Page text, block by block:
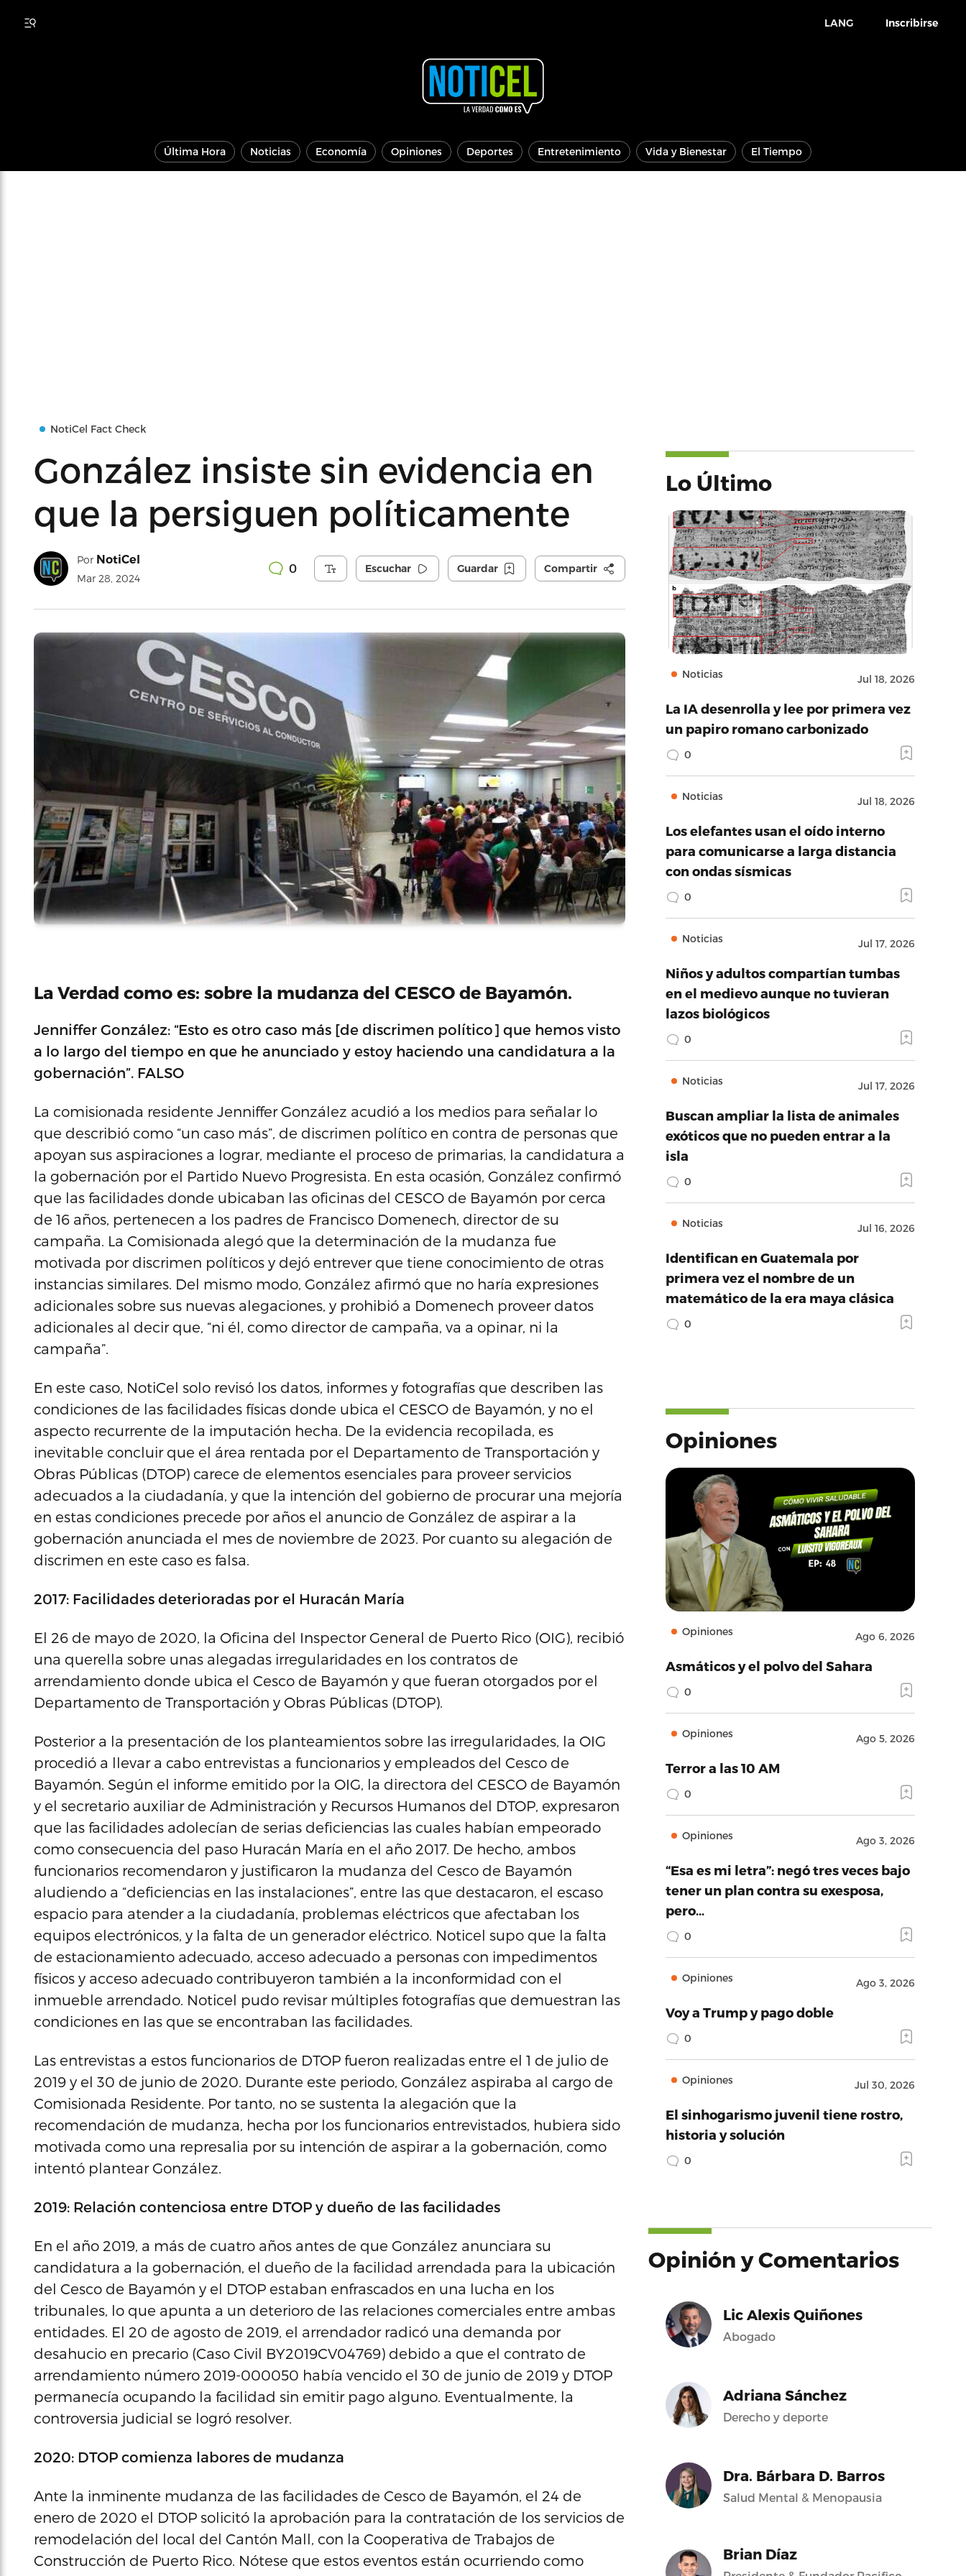
LANG Inscribirse
Última Hora Noticias Economía Opiniones Deportes Entretenimiento Vida y Bienestar El Tiempo
NotiCel Fact Check
González insiste sin evidencia en
que la persiguen políticamente
Por NotiCel
Mar 28, 2024
0 Escuchar Guardar Compartir
La Verdad como es: sobre la mudanza del CESCO de Bayamón.
Jenniffer González: “Esto es otro caso más [de discrimen político] que hemos visto
a lo largo del tiempo en que he anunciado y estoy haciendo una candidatura a la
gobernación”. FALSO
La comisionada residente Jenniffer González acudió a los medios para señalar lo
que describió como “un caso más”, de discrimen político en contra de personas que
apoyan sus aspiraciones a lograr, mediante el proceso de primarias, la candidatura a
la gobernación por el Partido Nuevo Progresista. En esta ocasión, González confirmó
que las facilidades donde ubicaban las oficinas del CESCO de Bayamón por cerca
de 16 años, pertenecen a los padres de Francisco Domenech, director de su
campaña. La Comisionada alegó que la determinación de la mudanza fue
motivada por discrimen políticos y dejó entrever que tiene conocimiento de otras
instancias similares. Del mismo modo, González afirmó que no haría expresiones
adicionales sobre sus nuevas alegaciones, y prohibió a Domenech proveer datos
adicionales al decir que, “ni él, como director de campaña, va a opinar, ni la
campaña”.
En este caso, NotiCel solo revisó los datos, informes y fotografías que describen las
condiciones de las facilidades físicas donde ubica el CESCO de Bayamón, y no el
aspecto recurrente de la imputación hecha. De la evidencia recopilada, es
inevitable concluir que el área rentada por el Departamento de Transportación y
Obras Públicas (DTOP) carece de elementos esenciales para proveer servicios
adecuados a la ciudadanía, y que la intención del gobierno de procurar una mejoría
en estas condiciones precede por años el anuncio de González de aspirar a la
gobernación anunciada el mes de noviembre de 2023. Por cuanto su alegación de
discrimen en este caso es falsa.
2017: Facilidades deterioradas por el Huracán María
El 26 de mayo de 2020, la Oficina del Inspector General de Puerto Rico (OIG), recibió
una querella sobre unas alegadas irregularidades en los contratos de
arrendamiento donde ubica el Cesco de Bayamón y que fueran otorgados por el
Departamento de Transportación y Obras Públicas (DTOP).
Posterior a la presentación de los planteamientos sobre las irregularidades, la OIG
procedió a llevar a cabo entrevistas a funcionarios y empleados del Cesco de
Bayamón. Según el informe emitido por la OIG, la directora del CESCO de Bayamón
y el secretario auxiliar de Administración y Recursos Humanos del DTOP, expresaron
que las facilidades adolecían de serias deficiencias las cuales habían empeorado
como consecuencia del paso Huracán María en el año 2017. De hecho, ambos
funcionarios recomendaron y justificaron la mudanza del Cesco de Bayamón
aludiendo a “deficiencias en las instalaciones”, entre las que destacaron, el escaso
espacio para atender a la ciudadanía, problemas eléctricos que afectaban los
equipos electrónicos, y la falta de un generador eléctrico. Noticel supo que la falta
de estacionamiento adecuado, acceso adecuado a personas con impedimentos
físicos y acceso adecuado contribuyeron también a la inconformidad con el
inmueble arrendado. Noticel pudo revisar múltiples fotografías que demuestran las
condiciones en las que se encontraban las facilidades.
Las entrevistas a estos funcionarios de DTOP fueron realizadas entre el 1 de julio de
2019 y el 30 de junio de 2020. Durante este periodo, González aspiraba al cargo de
Comisionada Residente. Por tanto, no se sustenta la alegación que la
recomendación de mudanza, hecha por los funcionarios entrevistados, hubiera sido
motivada como una represalia por su intención de aspirar a la gobernación, como
intentó plantear González.
2019: Relación contenciosa entre DTOP y dueño de las facilidades
En el año 2019, a más de cuatro años antes de que González anunciara su
candidatura a la gobernación, el dueño de la facilidad arrendada para la ubicación
del Cesco de Bayamón y el DTOP estaban enfrascados en una lucha en los
tribunales, lo que apunta a un deterioro de las relaciones comerciales entre ambas
entidades. El 20 de agosto de 2019, el arrendador radicó una demanda por
desahucio en precario (Caso Civil BY2019CV04769) debido a que el contrato de
arrendamiento número 2019-000050 había vencido el 30 de junio de 2019 y DTOP
permanecía ocupando la facilidad sin emitir pago alguno. Eventualmente, la
controversia judicial se logró resolver.
2020: DTOP comienza labores de mudanza
Ante la inminente mudanza de las facilidades de Cesco de Bayamón, el 24 de
enero de 2020 el DTOP solicitó la aprobación para la contratación de los servicios de
remodelación del local del Cantón Mall, con la Cooperativa de Trabajos de
Construcción de Puerto Rico. Nótese que estos eventos están ocurriendo como
Lo Último
Noticias Jul 18, 2026
La IA desenrolla y lee por primera vez
un papiro romano carbonizado
0
Noticias Jul 18, 2026
Los elefantes usan el oído interno
para comunicarse a larga distancia
con ondas sísmicas
0
Noticias Jul 17, 2026
Niños y adultos compartían tumbas
en el medievo aunque no tuvieran
lazos biológicos
0
Noticias Jul 17, 2026
Buscan ampliar la lista de animales
exóticos que no pueden entrar a la
isla
0
Noticias Jul 16, 2026
Identifican en Guatemala por
primera vez el nombre de un
matemático de la era maya clásica
0
Opiniones
Opiniones Ago 6, 2026
Asmáticos y el polvo del Sahara
0
Opiniones Ago 5, 2026
Terror a las 10 AM
0
Opiniones Ago 3, 2026
“Esa es mi letra”: negó tres veces bajo
tener un plan contra su exesposa,
pero…
0
Opiniones Ago 3, 2026
Voy a Trump y pago doble
0
Opiniones Jul 30, 2026
El sinhogarismo juvenil tiene rostro,
historia y solución
0
Opinión y Comentarios
Lic Alexis Quiñones
Abogado
Adriana Sánchez
Derecho y deporte
Dra. Bárbara D. Barros
Salud Mental & Menopausia
Brian Díaz